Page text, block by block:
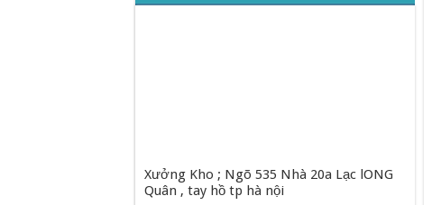
Xưởng Kho ; Ngõ 535 Nhà 20a Lạc lONG
Quân , tay hồ tp hà nội